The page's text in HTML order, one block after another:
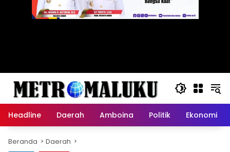
Headline Daerah Amboina Politik Ekonomi
Beranda Daerah